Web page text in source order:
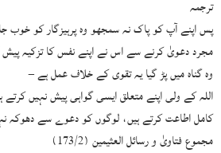
ترجمہ
پس اپنے آپ کو پاک نہ سمجھو وہ پرہیزگار کو خوب
مجرد دعویٰ کرنے سے اس نے اپنے نفس کا تزکیہ
وہ گناہ میں پڑ گیا یہ تقوی کے خلاف عمل ہے –
اللہ کے ولی اپنے متعلق ایسی گواہی پیش نہیں کرتے
کامل اطاعت کرتے ہیں، لوگوں کو دعوے سے دھوکہ
مجموع فتاویٰ و رسائل العثيمين (173/2)